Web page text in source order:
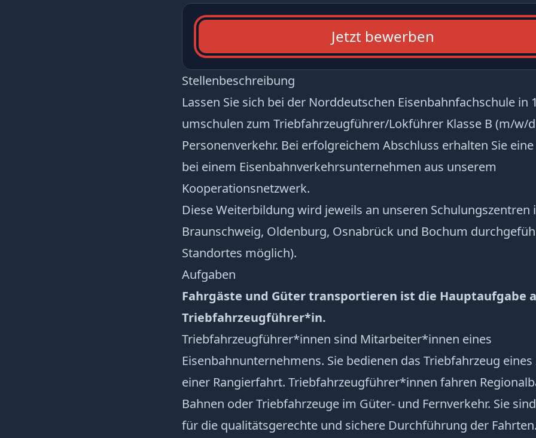
Jetzt bewerben
Stellenbeschreibung
Lassen Sie sich bei der Norddeutschen Eisenbahnfachschule in
umschulen zum Triebfahrzeugführer/Lokführer Klasse B (m/w/
Personenverkehr. Bei erfolgreichem Abschluss erhalten Sie
bei einem Eisenbahnverkehrsunternehmen aus unserem
Kooperationsnetzwerk.
Diese Weiterbildung wird jeweils an unseren Schulungszentren
Braunschweig, Oldenburg, Osnabrück und Bochum
Standortes möglich).
Aufgaben
Fahrgäste und Güter transportieren ist die Hauptaufgabe
Triebfahrzeugführer*in.
Triebfahrzeugführer*innen sind Mitarbeiter*innen eines
Eisenbahnunternehmens. Sie bedienen das Triebfahrzeug
einer Rangierfahrt. Triebfahrzeugführer*innen fahren
Bahnen oder Triebfahrzeuge im Güter- und Fernverkehr. Sie
für die qualitätsgerechte und sichere Durchführung der